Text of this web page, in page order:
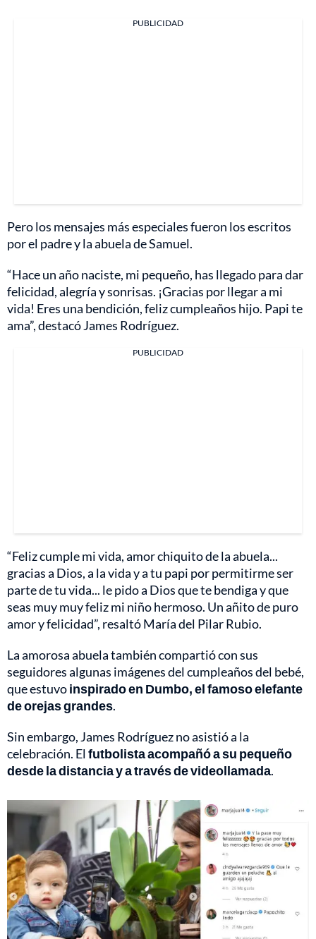
PUBLICIDAD
Pero los mensajes más especiales fueron los escritos
por el padre y la abuela de Samuel.
“Hace un año naciste, mi pequeño, has llegado para dar
felicidad, alegría y sonrisas. ¡Gracias por llegar a mi
vida! Eres una bendición, feliz cumpleaños hijo. Papi te
ama”, destacó James Rodríguez.
PUBLICIDAD
“Feliz cumple mi vida, amor chiquito de la abuela...
gracias a Dios, a la vida y a tu papi por permitirme ser
parte de tu vida... le pido a Dios que te bendiga y que
seas muy muy feliz mi niño hermoso. Un añito de puro
amor y felicidad”, resaltó María del Pilar Rubio.
La amorosa abuela también compartió con sus
seguidores algunas imágenes del cumpleaños del bebé,
que estuvoinspirado en Dumbo, el famoso elefante
de orejas grandes.
Sin embargo, James Rodríguez no asistió a la
celebración. Elfutbolista acompañó a su pequeño
desde la distancia y a través de videollamada.